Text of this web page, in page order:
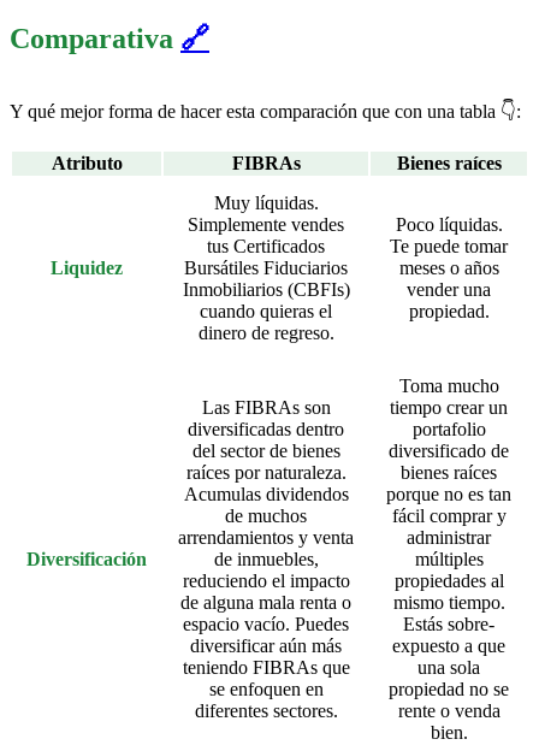
Comparativa 🔗
Y qué mejor forma de hacer esta comparación que con una tabla 👇:
Atributo FIBRAs Bienes raíces
Liquidez
Muy líquidas.
Simplemente vendes
tus Certificados
Bursátiles Fiduciarios
Inmobiliarios (CBFIs)
cuando quieras el
dinero de regreso.
Poco líquidas.
Te puede tomar
meses o años
vender una
propiedad.
Diversificación
Las FIBRAs son
diversificadas dentro
del sector de bienes
raíces por naturaleza.
Acumulas dividendos
de muchos
arrendamientos y venta
de inmuebles,
reduciendo el impacto
de alguna mala renta o
espacio vacío. Puedes
diversificar aún más
teniendo FIBRAs que
se enfoquen en
diferentes sectores.
Toma mucho
tiempo crear un
portafolio
diversificado de
bienes raíces
porque no es tan
fácil comprar y
administrar
múltiples
propiedades al
mismo tiempo.
Estás sobre-
expuesto a que
una sola
propiedad no se
rente o venda
bien.